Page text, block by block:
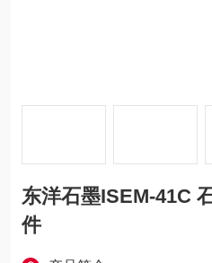
东洋石墨ISEM-41C
件